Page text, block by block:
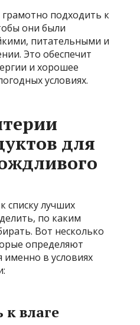
подходить к
они были
питательными и
Это обеспечит
и хорошее
условиях.
для
списку лучших
по каким
Вот несколько
определяют
именно в условиях
к влаге